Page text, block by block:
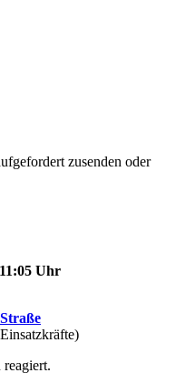
zusenden oder
11:05 Uhr